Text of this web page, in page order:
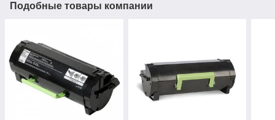
Подобные товары компании